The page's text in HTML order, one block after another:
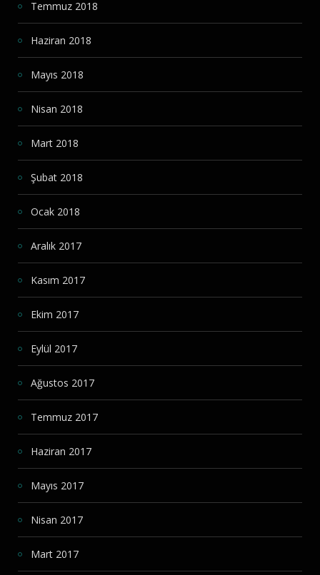
Temmuz 2018
Haziran 2018
Mayıs 2018
Nisan 2018
Mart 2018
Şubat 2018
Ocak 2018
Aralık 2017
Kasım 2017
Ekim 2017
Eylül 2017
Ağustos 2017
Temmuz 2017
Haziran 2017
Mayıs 2017
Nisan 2017
Mart 2017